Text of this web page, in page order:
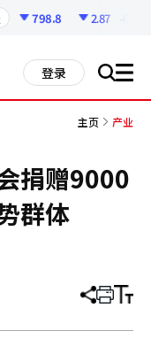
798.8 2.87
登录 搜 all
主页 产业
捐赠9000
群体
分
章
打 调
小